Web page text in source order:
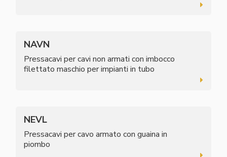
NAVN
Pressacavi per cavi non armati con imbocco
filettato maschio per impianti in tubo
NEVL
Pressacavi per cavo armato con guaina in
piombo